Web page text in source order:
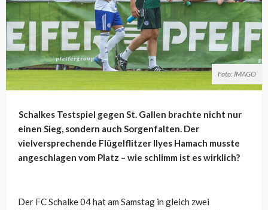
Foto: IMAGO
Schalkes Testspiel gegen St. Gallen brachte nicht nur
einen Sieg, sondern auch Sorgenfalten. Der
vielversprechende Flügelflitzer Ilyes Hamach musste
angeschlagen vom Platz – wie schlimm ist es wirklich?
Der FC Schalke 04 hat am Samstag in gleich zwei